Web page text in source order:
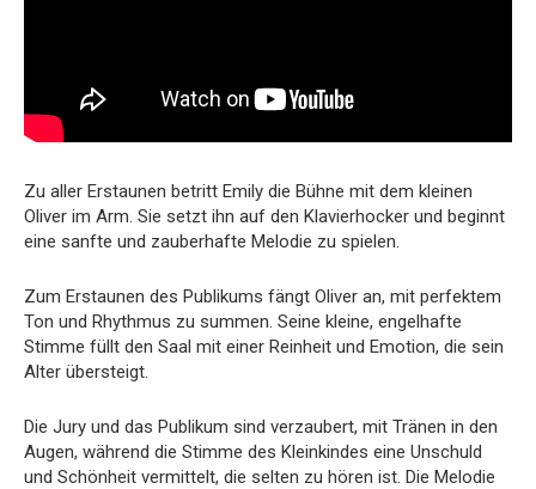
Zu aller Erstaunen betritt Emily die Bühne mit dem kleinen
Oliver im Arm. Sie setzt ihn auf den Klavierhocker und beginnt
eine sanfte und zauberhafte Melodie zu spielen.
Zum Erstaunen des Publikums fängt Oliver an, mit perfektem
Ton und Rhythmus zu summen. Seine kleine, engelhafte
Stimme füllt den Saal mit einer Reinheit und Emotion, die sein
Alter übersteigt.
Die Jury und das Publikum sind verzaubert, mit Tränen in den
Augen, während die Stimme des Kleinkindes eine Unschuld
und Schönheit vermittelt, die selten zu hören ist. Die Melodie